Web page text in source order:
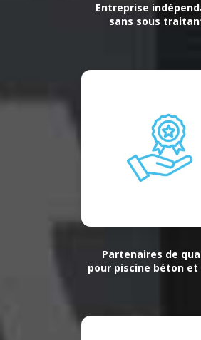
Entreprise
sans sous
Partenaires de
pour piscine béton et